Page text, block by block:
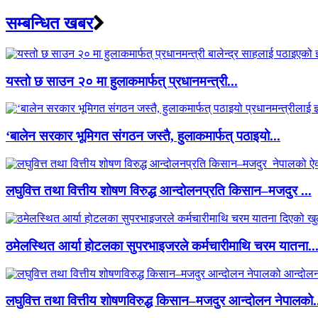
सम्बन्धित खबर
यस्तो छ साउन २० मा हुलाकमार्फत् प्रधानमन्त्री...
‘बालेन सरकार भूमिगत संगठन जस्तै, हुलाकमार्फत् पठाइयो...
लघुवित्त तथा वित्तीय शोषण विरुद्ध आन्दोलनप्रति किसान–मजदुर ...
ठमेलस्थित आर्या होटलका सुपरभाइजरले कर्मचारीमाथि चरम यातना...
लघुवित्त तथा वित्तीय शोषणविरुद्ध किसान–मजदुर आन्दोलन